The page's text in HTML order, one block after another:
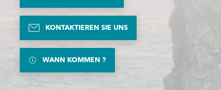
KONTAKTIEREN SIE UNS
WANN KOMMEN ?